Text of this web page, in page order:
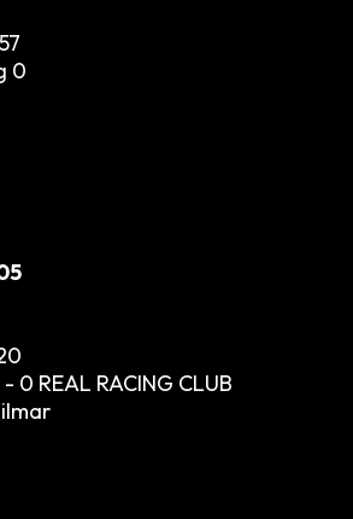
0
0 REAL RACING CLUB